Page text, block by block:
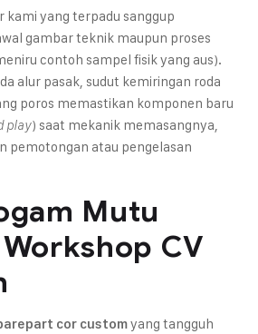
yang terpadu sanggup
gambar teknik maupun proses
contoh sampel fisik yang aus).
alur pasak, sudut kemiringan roda
poros memastikan komponen baru
play) saat mekanik memasangnya,
pemotongan atau pengelasan
Mutu
CV
cor customyang tangguh